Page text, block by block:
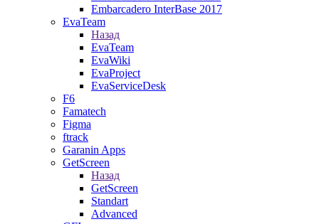
Embarcadero InterBase 2017
EvaTeam
Назад
EvaTeam
EvaWiki
EvaProject
EvaServiceDesk
F6
Famatech
Figma
ftrack
Garanin Apps
GetScreen
Назад
GetScreen
Standart
Advanced